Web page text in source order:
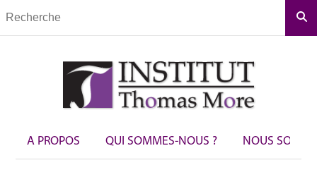
A PROPOS QUI SOMMES-NOUS ? NOUS